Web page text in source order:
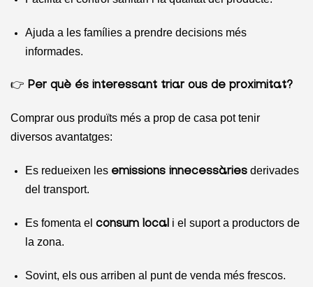
Ajuda a les famílies a prendre decisions més
informades.
👉 Per què és interessant triar ous de proximitat?
Comprar ous produïts més a prop de casa pot tenir
diversos avantatges:
Es redueixen les emissions innecessàriesderivades
del transport.
Es fomenta el consum local i el suport a productors de
la zona.
Sovint, els ous arriben al punt de venda més frescos.